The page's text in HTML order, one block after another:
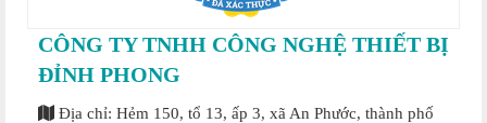
CÔNG TY TNHH CÔNG NGHỆ THIẾT BỊ
ĐỈNH PHONG
Địa chỉ: Hẻm 150, tổ 13, ấp 3, xã An Phước, thành phố